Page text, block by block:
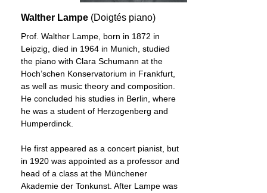
Walther Lampe (Doigtés piano)
Prof. Walther Lampe, born in 1872 in
Leipzig, died in 1964 in Munich, studied
the piano with Clara Schumann at the
Hoch’schen Konservatorium in Frankfurt,
as well as music theory and composition.
He concluded his studies in Berlin, where
he was a student of Herzogenberg and
Humperdinck.
He first appeared as a concert pianist, but
in 1920 was appointed as a professor and
head of a class at the Münchener
Akademie der Tonkunst. After Lampe was